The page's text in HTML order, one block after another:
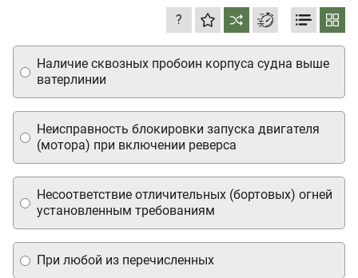
?
Наличие сквозных пробоин корпуса судна выше
ватерлинии
Несоответствие отличительных (бортовых) огней
установленным требованиям
Неисправность блокировки запуска двигателя
(мотора) при включении реверса
При любой из перечисленных